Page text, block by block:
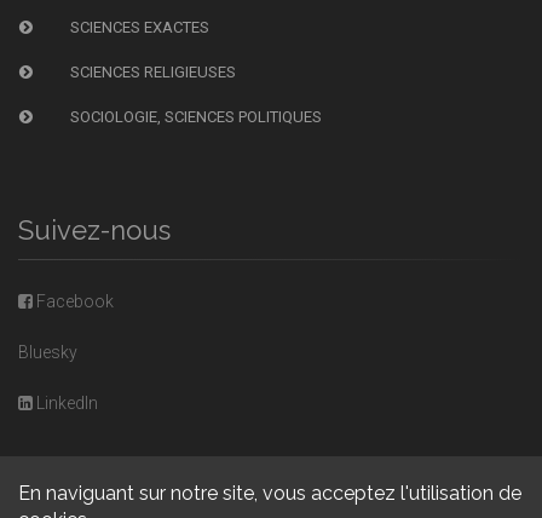
En naviguant sur notre site, vous acceptez l'utilisation de
SCIENCES EXACTES
SCIENCES RELIGIEUSES
SOCIOLOGIE, SCIENCES POLITIQUES
Suivez-nous
Facebook
Bluesky
LinkedIn